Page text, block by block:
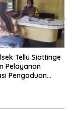
Tellu Siattinge
Pelayanan
Pengaduan